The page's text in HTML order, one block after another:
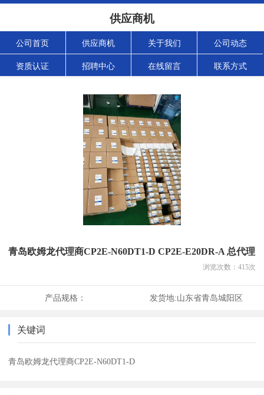
供应商机
公司首页 供应商机 关于我们 公司动态
资质认证 招聘中心 在线留言 联系方式
青岛欧姆龙代理商CP2E-N60DT1-D CP2E-E20DR-A 总代理
浏览次数： 415次
产品规格： 发货地:山东省青岛城阳区
关键词
青岛欧姆龙代理商CP2E-N60DT1-D